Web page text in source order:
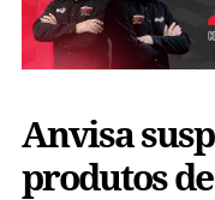
Anvisa
produtos